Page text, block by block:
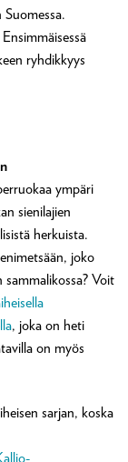
ryhdikkyys
ympäri
sienilajien
herkuista.
joko
Voit
, joka on heti
on myös
sarjan, koska